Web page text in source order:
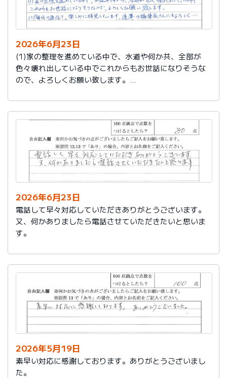
2026年6月23日
(1)家の整理を進めている中で、水道や何か共、全部が
色々壊れ出している中でこれからもお世話になりそうな
ので、よろしくお願い致します。
集長さんにもよろしく…
2026年6月23日
電話して早々対応していただきありがとうございます。
又、何かありましたら電話させていただきたいと思いま
す。
2026年5月19日
素早い対応に感謝しております。ありがとうございまし
た。